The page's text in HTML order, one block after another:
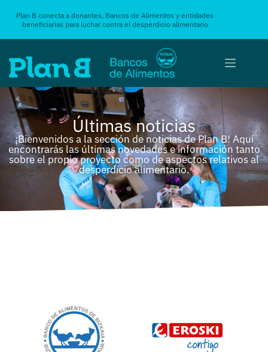
Plan B conecta a donantes, Bancos de Alimentos y entidades
beneficiarias para luchar contra el desperdicio alimentario
Últimas noticias
¡Bienvenidos a la sección de noticias de Plan B! Aquí
encontrarás las últimas novedades e información tanto
sobre el propio proyecto como de aspectos relativos al
desperdicio alimentario.